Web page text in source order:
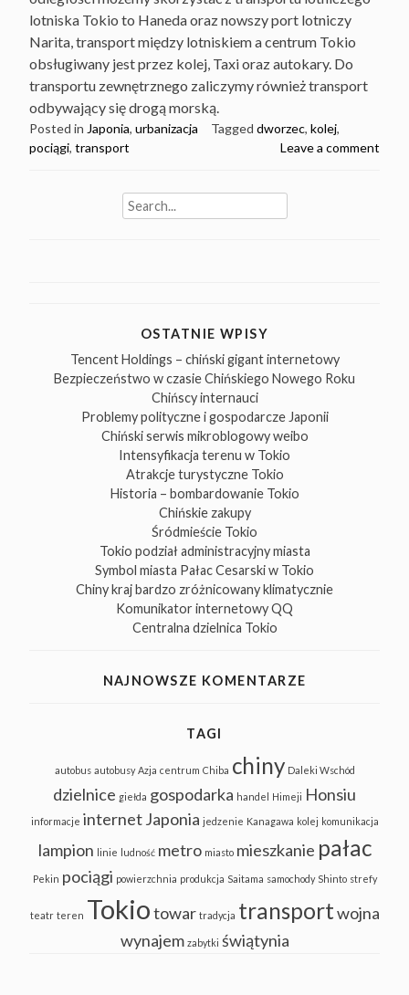
lotniska Tokio to Haneda oraz nowszy port lotniczy
Narita, transport między lotniskiem a centrum Tokio
obsługiwany jest przez kolej, Taxi oraz autokary. Do
transportu zewnętrznego zaliczymy również transport
odbywający się drogą morską.
Posted in Japonia, urbanizacja Tagged dworzec, kolej,
pociągi, transport Leave a comment
Search
for:
OSTATNIE WPISY
Tencent Holdings – chiński gigant internetowy
Bezpieczeństwo w czasie Chińskiego Nowego Roku
Chińscy internauci
Problemy polityczne i gospodarcze Japonii
Chiński serwis mikroblogowy weibo
Intensyfikacja terenu w Tokio
Atrakcje turystyczne Tokio
Historia – bombardowanie Tokio
Chińskie zakupy
Śródmieście Tokio
Tokio podział administracyjny miasta
Symbol miasta Pałac Cesarski w Tokio
Chiny kraj bardzo zróżnicowany klimatycznie
Komunikator internetowy QQ
Centralna dzielnica Tokio
NAJNOWSZE KOMENTARZE
TAGI
autobus autobusy Azja centrum Chiba chiny Daleki Wschód
dzielnice giełda gospodarka handel Himeji Honsiu
informacje internet Japonia jedzenie Kanagawa kolej komunikacja
lampion linie ludność metro miasto mieszkanie pałac
Pekin pociągi powierzchnia produkcja Saitama samochody Shinto strefy
teatr teren Tokiotowar tradycja transportwojna
wynajem zabytki świątynia